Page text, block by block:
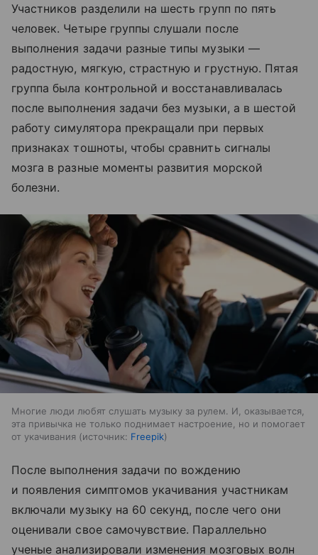
Участников разделили на шесть групп по пять
человек. Четыре группы слушали после
выполнения задачи разные типы музыки —
радостную, мягкую, страстную и грустную. Пятая
группа была контрольной и восстанавливалась
после выполнения задачи без музыки, а в шестой
работу симулятора прекращали при первых
признаках тошноты, чтобы сравнить сигналы
мозга в разные моменты развития морской
болезни.
Многие люди любят слушать музыку за рулем. И, оказывается,
эта привычка не только поднимает настроение, но и помогает
от укачивания
источник: Freepik
После выполнения задачи по вождению
и появления симптомов укачивания участникам
включали музыку на 60 секунд, после чего они
оценивали свое самочувствие. Параллельно
ученые анализировали изменения мозговых волн